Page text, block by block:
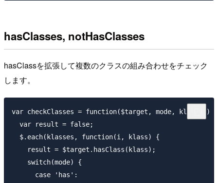
hasClasses, notHasClasses
hasClassを拡張して複数のクラスの組み合わせをチェック
します。
var checkClasses = function($target, mode, klasses) {
  var result = false;
  $.each(klasses, function(i, klass) {
    result = $target.hasClass(klass);
    switch(mode) {
      case 'has':